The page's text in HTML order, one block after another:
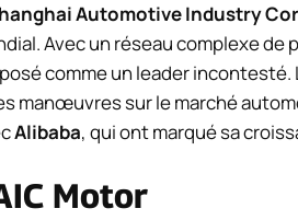
Automotive Industry
Avec un réseau complexe
comme un leader
manœuvres sur le marché
Alibaba, qui ont marqué sa
Motor